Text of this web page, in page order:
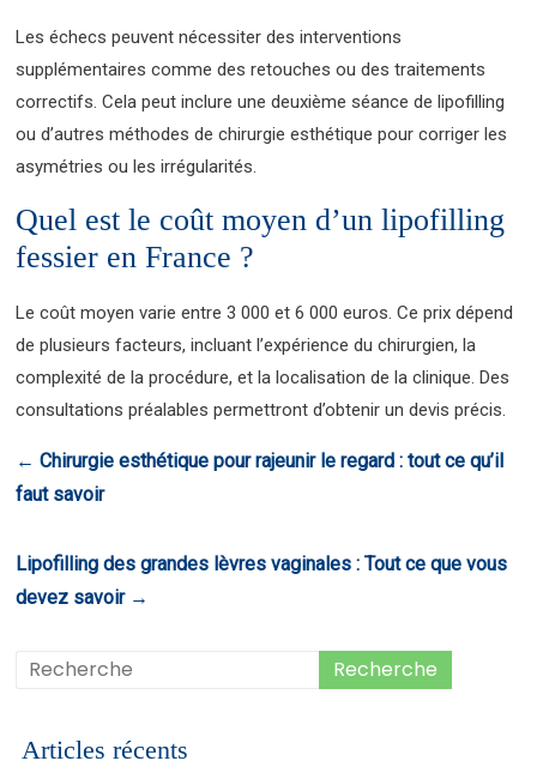
Les échecs peuvent nécessiter des interventions
supplémentaires comme des retouches ou des traitements
correctifs. Cela peut inclure une deuxième séance de lipofilling
ou d’autres méthodes de chirurgie esthétique pour corriger les
asymétries ou les irrégularités.
Quel est le coût moyen d’un lipofilling
fessier en France ?
Le coût moyen varie entre 3 000 et 6 000 euros. Ce prix dépend
de plusieurs facteurs, incluant l’expérience du chirurgien, la
complexité de la procédure, et la localisation de la clinique. Des
consultations préalables permettront d’obtenir un devis précis.
← Chirurgie esthétique pour rajeunir le regard : tout ce qu’il
faut savoir
Lipofilling des grandes lèvres vaginales : Tout ce que vous
devez savoir →
Articles récents